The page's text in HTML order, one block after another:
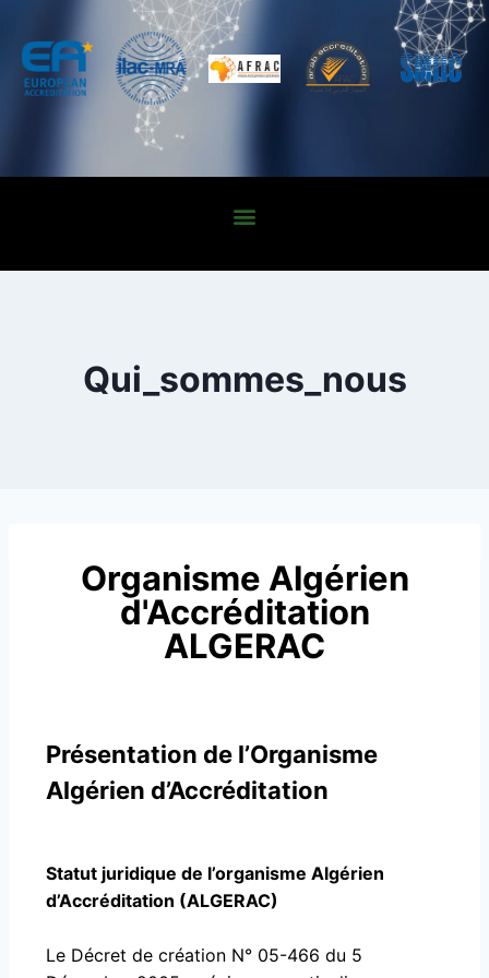
Qui_sommes_nous
Organisme Algérien
d'Accréditation
ALGERAC
Présentation de l’Organisme
Algérien d’Accréditation
Statut juridique de l’organisme Algérien
d’Accréditation (ALGERAC)
Le Décret de création N° 05-466 du 5